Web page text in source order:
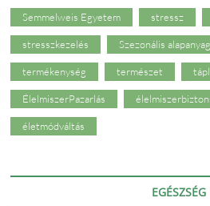
Semmelweis Egyetem stressz
stresszkezelés Szezonális
termékenység természet
ÉlelmiszerPazarlás
életmódváltás
EGÉSZSÉG